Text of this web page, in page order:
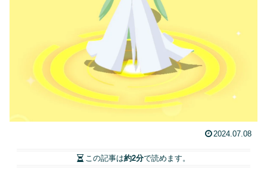
2024.07.08
この記事は約2分で読めます。